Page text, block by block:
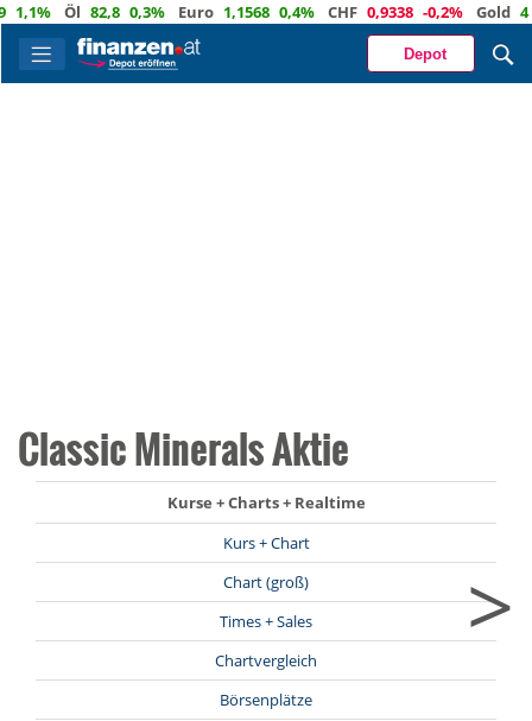
Öl 82,8 0,3% Euro 1,1568 0,4% CHF 0,9338 -0,2% Gold 4 348
Depot
Classic Minerals Aktie
Kurse + Charts + Realtime
Kurs + Chart
Chart (groß)
Times + Sales
Chartvergleich
Börsenplätze
>